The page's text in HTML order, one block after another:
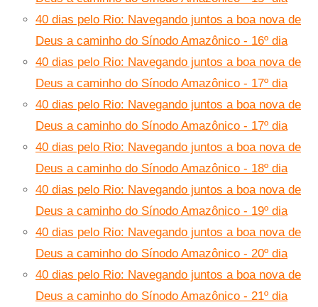
40 dias pelo Rio: Navegando juntos a boa nova de
Deus a caminho do Sínodo Amazônico - 16º dia
40 dias pelo Rio: Navegando juntos a boa nova de
Deus a caminho do Sínodo Amazônico - 17º dia
40 dias pelo Rio: Navegando juntos a boa nova de
Deus a caminho do Sínodo Amazônico - 17º dia
40 dias pelo Rio: Navegando juntos a boa nova de
Deus a caminho do Sínodo Amazônico - 18º dia
40 dias pelo Rio: Navegando juntos a boa nova de
Deus a caminho do Sínodo Amazônico - 19º dia
40 dias pelo Rio: Navegando juntos a boa nova de
Deus a caminho do Sínodo Amazônico - 20º dia
40 dias pelo Rio: Navegando juntos a boa nova de
Deus a caminho do Sínodo Amazônico - 21º dia